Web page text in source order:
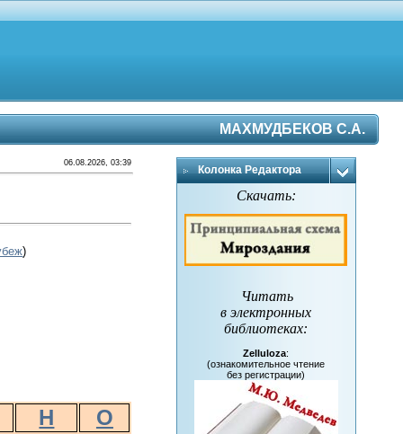
МАХМУДБЕКОВ С.А.
06.08.2026, 03:39
)
Н
О
Колонка Редактора
Скачать:
Читать
в электронных
библиотеках:
Zelluloza:
(ознакомительное чтение
без регистрации)